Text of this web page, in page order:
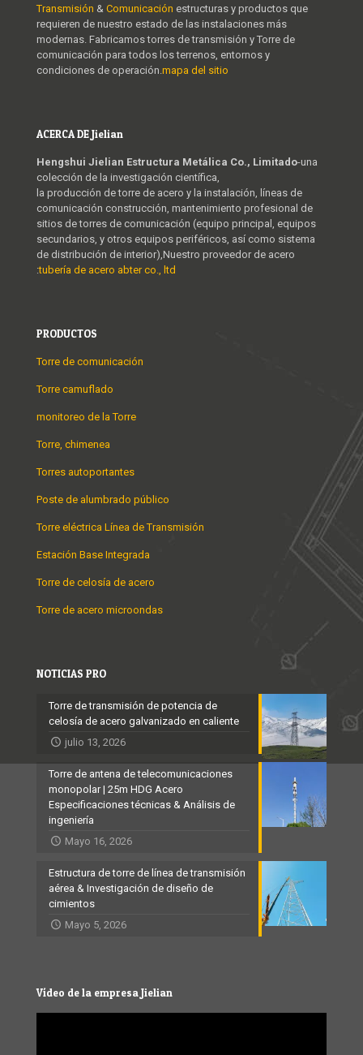
Transmisión & Comunicación estructuras y productos que
requieren de nuestro estado de las instalaciones más
modernas. Fabricamos torres de transmisión y Torre de
comunicación para todos los terrenos, entornos y
condiciones de operación. mapa del sitio
ACERCA DE Jielian
Hengshui Jielian Estructura Metálica Co., Limitado-una
colección de la investigación científica,
la producción de torre de acero y la instalación, líneas de
comunicación construcción, mantenimiento profesional de
sitios de torres de comunicación (equipo principal, equipos
secundarios, y otros equipos periféricos, así como sistema
de distribución de interior),Nuestro proveedor de acero
:tubería de acero abter co., ltd
PRODUCTOS
Torre de comunicación
Torre camuflado
monitoreo de la Torre
Torre, chimenea
Torres autoportantes
Poste de alumbrado público
Torre eléctrica Línea de Transmisión
Estación Base Integrada
Torre de celosía de acero
Torre de acero microondas
NOTICIAS PRO
Torre de transmisión de potencia de
celosía de acero galvanizado en caliente
julio 13, 2026
Torre de antena de telecomunicaciones
monopolar | 25m HDG Acero
Especificaciones técnicas & Análisis de
ingeniería
Mayo 16, 2026
Estructura de torre de línea de transmisión
aérea & Investigación de diseño de
cimientos
Mayo 5, 2026
Vídeo de la empresa Jielian